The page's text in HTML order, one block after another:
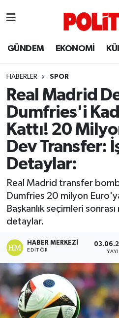
GÜNDEM EKONOMİ
HABERLER SPOR
Real Madrid
Dumfries'i
Kattı! 20
Dev Transfer:
Detaylar:
Real Madrid transfer
Dumfries 20 milyon
Başkanlık seçimleri
detaylar.
HABER MERKEZI
EDITÖR
Ayvalık
Balya
Bandırma
Bigadiç
BİYOGRAFİLER
Burhaniye
ÇEVRE
DÜNYA
Dursunbey
Edremit
EĞİTİM
Balıkesir Hava Durumu
Balıkesir Namaz
Balıkesir Trafik
Süper Lig Puan Durumu
Tüm Manşetler
Son Dakika Haberleri
Haber Arşivi